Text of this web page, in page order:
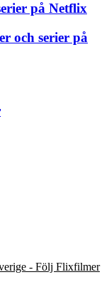
på Netflix
och serier på
- Följ Flixfilmer